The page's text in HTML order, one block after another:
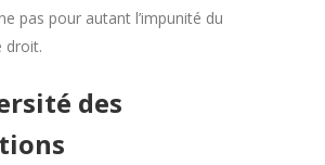
pas pour autant l’impunité du
droit.
des